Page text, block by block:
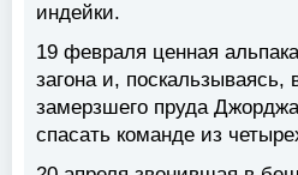
индейки.
19 февраля ценная
загона и,
замерзшего пруда
спасать команде из